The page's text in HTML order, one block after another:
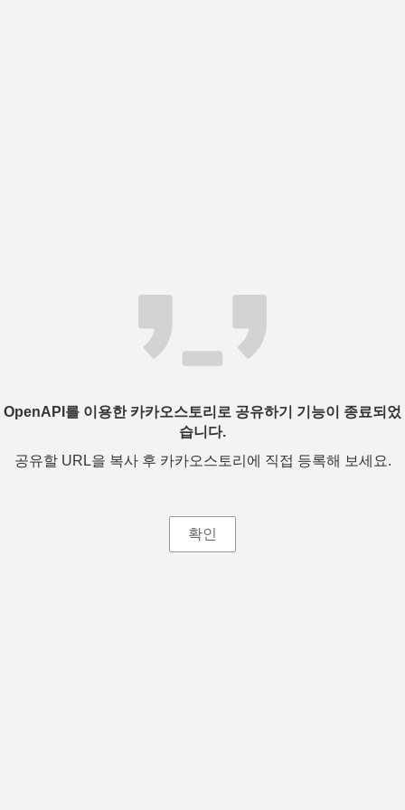
OpenAPI를 이용한 카카오스토리로 공유하기 기능이 종료되었
습니다.
공유할 URL을 복사 후 카카오스토리에 직접 등록해 보세요.
확인